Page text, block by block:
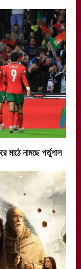
মাঠে নামছে পর্তুগাল